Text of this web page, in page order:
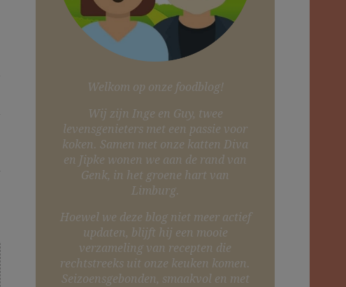
Welkom op onze foodblog!
Wij zijn Inge en Guy, twee
levensgenieters met een passie voor
koken. Samen met onze katten Diva
en Jipke wonen we aan de rand van
Genk, in het groene hart van
Limburg.
Hoewel we deze blog niet meer actief
updaten, blijft hij een mooie
verzameling van recepten die
rechtstreeks uit onze keuken komen.
Seizoensgebonden, smaakvol en met